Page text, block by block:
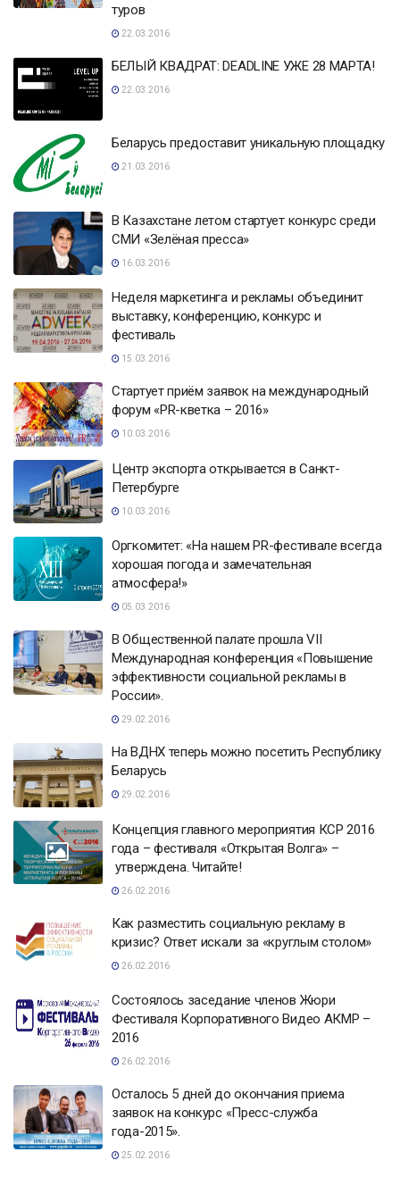
туров
22.03.2016
БЕЛЫЙ КВАДРАТ: DEADLINE УЖЕ 28 МАРТА!
22.03.2016
Беларусь предоставит уникальную площадку
21.03.2016
В Казахстане летом стартует конкурс среди
СМИ «Зелёная пресса»
16.03.2016
Неделя маркетинга и рекламы объединит
выставку, конференцию, конкурс и
фестиваль
15.03.2016
Стартует приём заявок на международный
форум «PR-кветка – 2016»
10.03.2016
Центр экспорта открывается в Санкт-
Петербурге
10.03.2016
Оргкомитет: «На нашем PR-фестивале всегда
хорошая погода и замечательная
атмосфера!»
05.03.2016
В Общественной палате прошла VII
Международная конференция «Повышение
эффективности социальной рекламы в
России».
29.02.2016
На ВДНХ теперь можно посетить Республику
Беларусь
29.02.2016
Концепция главного мероприятия КСР 2016
года – фестиваля «Открытая Волга» –
утверждена. Читайте!
26.02.2016
Как разместить социальную рекламу в
кризис? Ответ искали за «круглым столом»
26.02.2016
Состоялось заседание членов Жюри
Фестиваля Корпоративного Видео АКМР –
2016
26.02.2016
Осталось 5 дней до окончания приема
заявок на конкурс «Пресс-служба
года-2015».
25.02.2016